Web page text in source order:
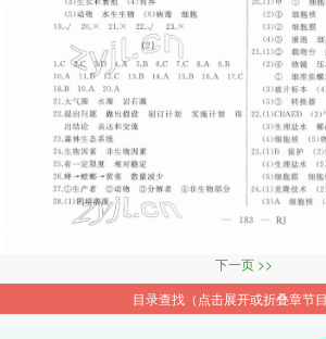
下一页 >>
目录查找（点击展开或折叠章节目